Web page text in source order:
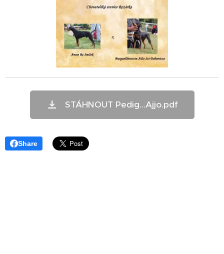
STÁHNOUT Pedig...Ajjo.pdf
Share